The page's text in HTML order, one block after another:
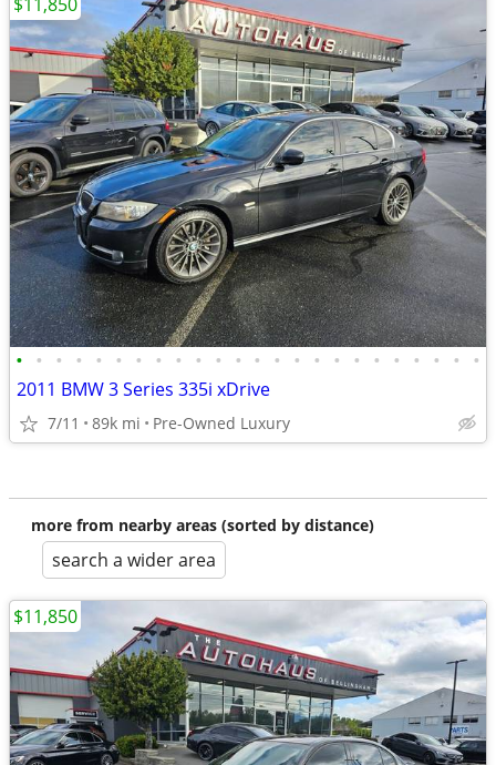
• • • • • • • • • • • • • • • • • • • • • • • •
2011 BMW 3 Series 335i xDrive
7/11 89k mi Pre-Owned Luxury
more from nearby areas (sorted by distance)
search a wider area
$11,850